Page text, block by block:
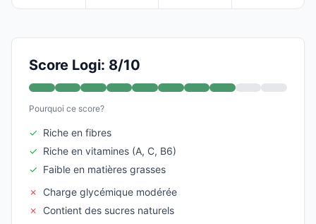
Score Logi: 8/10
Pourquoi ce score?
✓ Riche en fibres
✓ Riche en vitamines (A, C, B6)
✓ Faible en matières grasses
✗
Charge glycémique modérée
✗
Contient des sucres naturels